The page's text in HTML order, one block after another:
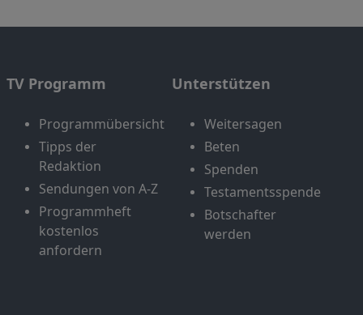
TV Programm
Programmübersicht
Tipps der
Redaktion
Sendungen von A-Z
Programmheft
kostenlos
anfordern
Unterstützen
Weitersagen
Beten
Spenden
Testamentsspende
Botschafter
werden